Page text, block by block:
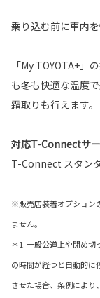
乗り込む前に車内
「My TOYOTA+」
も冬も快適な温度
霜取りも行えます。
対応T-Connectサ
T-Connect スタン
※販売店装着オプション
ません。
＊1. 一般公道上や閉め
の時間が経つと自動的
させた場合、条例により